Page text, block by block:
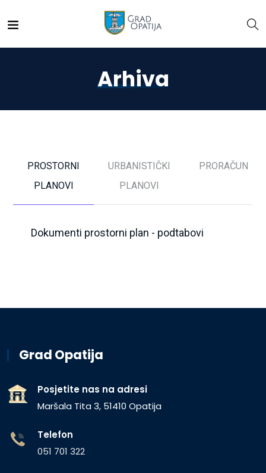
Arhiva
PROSTORNI
PLANOVI
URBANISTIČKI
PLANOVI
PRORAČUN
Dokumenti prostorni plan - podtabovi
Grad Opatija
Posjetite nas na adresi
Maršala Tita 3, 51410 Opatija
Telefon
051 701 322